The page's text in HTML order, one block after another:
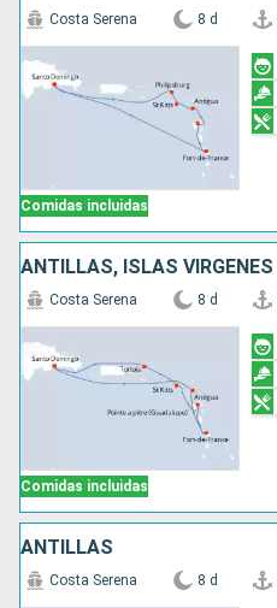
Comidas incluidas
Costa Serena 8 d
ANTILLAS, ISLAS VÍRGENES
Comidas incluidas
Costa Serena 8 d
ANTILLAS
Costa Serena 8 d